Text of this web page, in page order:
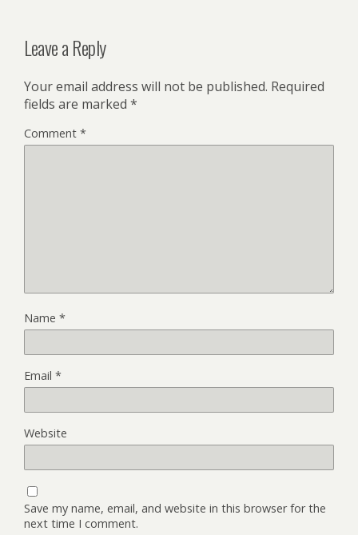
Leave a Reply
Your email address will not be published. Required
fields are marked *
Comment *
Name *
Email *
Website
Save my name, email, and website in this browser for the
next time I comment.